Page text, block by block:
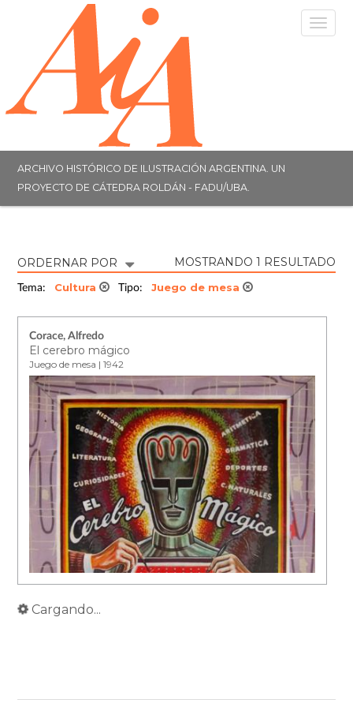
ARCHIVO HISTÓRICO DE ILUSTRACIÓN ARGENTINA. UN
PROYECTO DE CÁTEDRA ROLDÁN - FADU/UBA.
ORDERNAR POR MOSTRANDO 1 RESULTADO
Tema: Cultura Tipo: Juego de mesa
Corace, Alfredo
El cerebro mágico
Juego de mesa | 1942
Cargando...